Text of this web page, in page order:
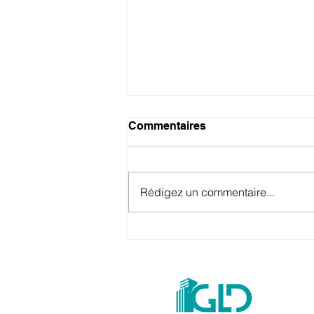
estivale
Commentaires
Rédigez un commentaire...